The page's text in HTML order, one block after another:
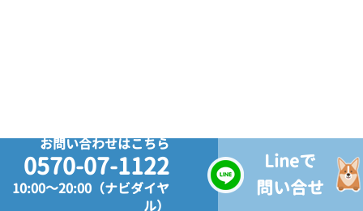
お問い合わせはこちら
0570-07-1122
10:00～20:00（ナビダイヤ
ル）
Lineで
問い合せ